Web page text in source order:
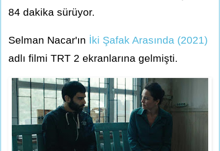
84 dakika sürüyor.
Selman Nacar'ın İki Şafak Arasında (2021)
adlı filmi TRT 2 ekranlarına gelmişti.